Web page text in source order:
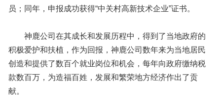
员；同年，申报成功获得“中关村高新技术企业”证书。
神鹿公司在其成长和发展历程中，得到了当地政府的
积极爱护和扶植，作为回报，神鹿公司数年来为当地居民
创造和提供了数百个就业岗位和机会，每年向政府缴纳税
款数百万，为造福百姓，发展和繁荣地方经济作出了贡
献。